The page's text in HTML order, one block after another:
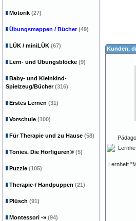
Kunden,
Lernheft
Motorik (27)
Übungsmappen / Bücher (49)
LÜK / miniLÜK (67)
Lern- und Übungsblöcke (9)
Baby- und Kleinkind-
Spielzeug/Bücher(316)
Erstes Lernen (31)
Vorschule (100)
Für Therapie und zu Hause (58)
Tonies. Die Hörfiguren® (5)
Puzzle (105)
Therapie-/ Handpuppen (21)
Plüsch (91)
Montessori -» (94)